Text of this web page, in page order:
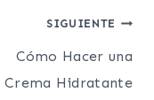
SIGUIENTE
Cómo Hacer una
Crema Hidratante